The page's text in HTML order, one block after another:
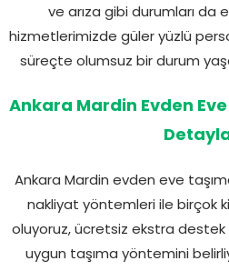
ve arıza gibi durumları da
hizmetlerimizde güler yüzlü
süreçte olumsuz bir durum
Ankara Mardin Evden
Ankara Mardin evden eve
nakliyat yöntemleri ile birçok
oluyoruz, ücretsiz ekstra destek
uygun taşıma yöntemini